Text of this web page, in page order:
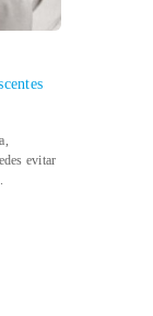
evitar